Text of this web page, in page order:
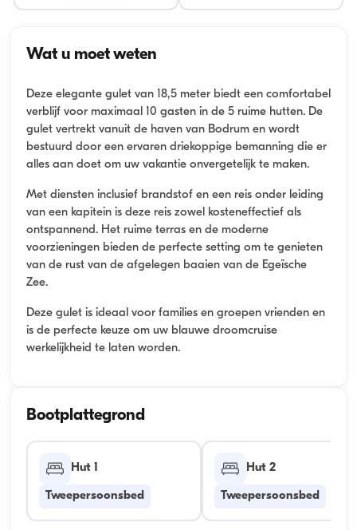
Wat u moet weten
Deze elegante gulet van 18,5 meter biedt een comfortabel
verblijf voor maximaal 10 gasten in de 5 ruime hutten. De
gulet vertrekt vanuit de haven van Bodrum en wordt
bestuurd door een ervaren driekoppige bemanning die er
alles aan doet om uw vakantie onvergetelijk te maken.
Met diensten inclusief brandstof en een reis onder leiding
van een kapitein is deze reis zowel kosteneffectief als
ontspannend. Het ruime terras en de moderne
voorzieningen bieden de perfecte setting om te genieten
van de rust van de afgelegen baaien van de Egeïsche
Zee.
Deze gulet is ideaal voor families en groepen vrienden en
is de perfecte keuze om uw blauwe droomcruise
werkelijkheid te laten worden.
Bootplattegrond
Hut 1
Tweepersoonsbed
Hut 2
Tweepersoonsbed